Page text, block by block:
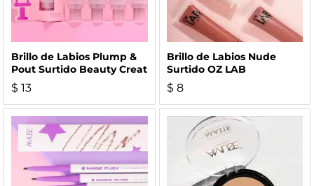
Brillo de Labios Plump &
Pout Surtido Beauty Creat
$ 13
Brillo de Labios Nude
Surtido OZ LAB
$ 8